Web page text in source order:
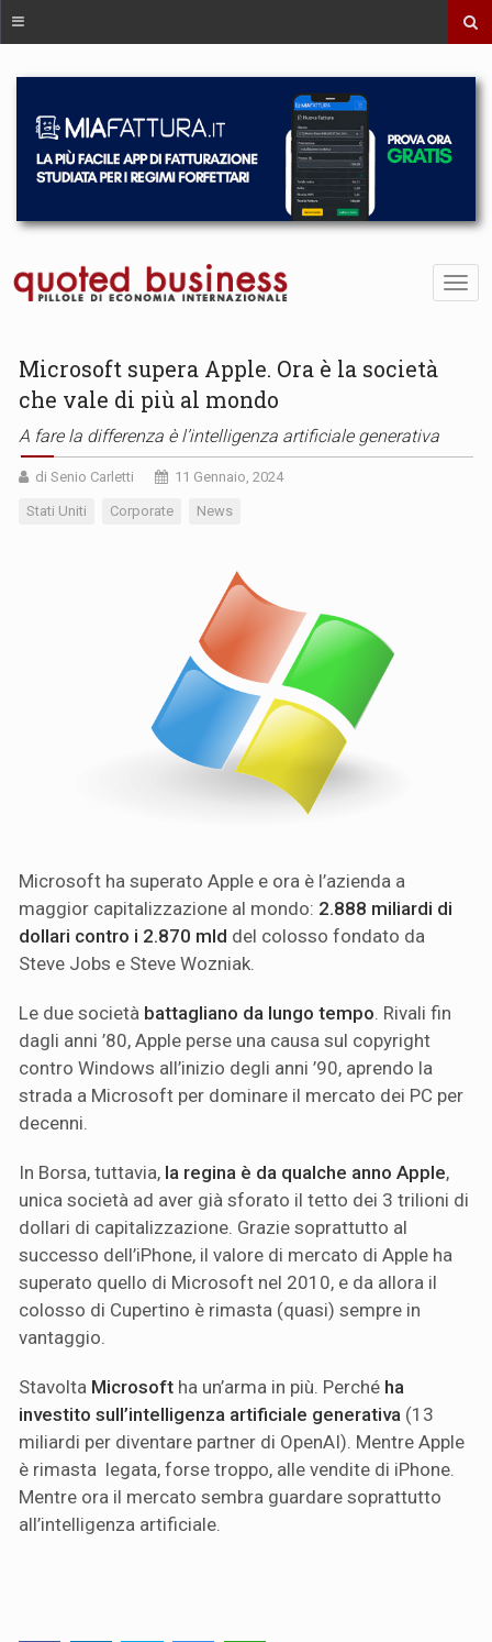
Microsoft supera Apple. Ora è la società
che vale di più al mondo
A fare la differenza è l’intelligenza artificiale generativa
di Senio Carletti 11 Gennaio, 2024
Stati Uniti Corporate News
Microsoft ha superato Apple e ora è l’azienda a
maggior capitalizzazione al mondo: 2.888 miliardi di
dollari contro i 2.870 mld del colosso fondato da
Steve Jobs e Steve Wozniak.
Le due società battagliano da lungo tempo. Rivali fin
dagli anni ’80, Apple perse una causa sul copyright
contro Windows all’inizio degli anni ’90, aprendo la
strada a Microsoft per dominare il mercato dei PC per
decenni.
In Borsa, tuttavia, la regina è da qualche anno Apple,
unica società ad aver già sforato il tetto dei 3 trilioni di
dollari di capitalizzazione. Grazie soprattutto al
successo dell’iPhone, il valore di mercato di Apple ha
superato quello di Microsoft nel 2010, e da allora il
colosso di Cupertino è rimasta (quasi) sempre in
vantaggio.
Stavolta Microsoft ha un’arma in più. Perché ha
investito sull’intelligenza artificiale generativa (13
miliardi per diventare partner di OpenAI). Mentre Apple
è rimasta legata, forse troppo, alle vendite di iPhone.
Mentre ora il mercato sembra guardare soprattutto
all’intelligenza artificiale.